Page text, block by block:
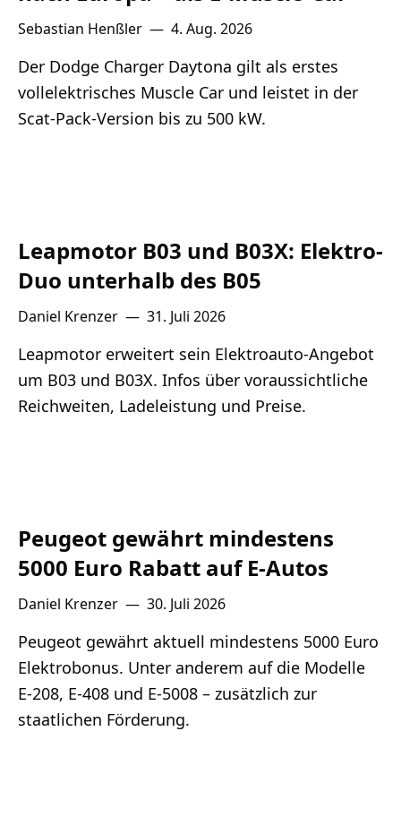
Sebastian Henßler — 4. Aug. 2026
Der Dodge Charger Daytona gilt als erstes
vollelektrisches Muscle Car und leistet in der
Scat-Pack-Version bis zu 500 kW.
Leapmotor B03 und B03X: Elektro-
Duo unterhalb des B05
Daniel Krenzer — 31. Juli 2026
Leapmotor erweitert sein Elektroauto-Angebot
um B03 und B03X. Infos über voraussichtliche
Reichweiten, Ladeleistung und Preise.
Peugeot gewährt mindestens
5000 Euro Rabatt auf E-Autos
Daniel Krenzer — 30. Juli 2026
Peugeot gewährt aktuell mindestens 5000 Euro
Elektrobonus. Unter anderem auf die Modelle
E-208, E-408 und E-5008 – zusätzlich zur
staatlichen Förderung.